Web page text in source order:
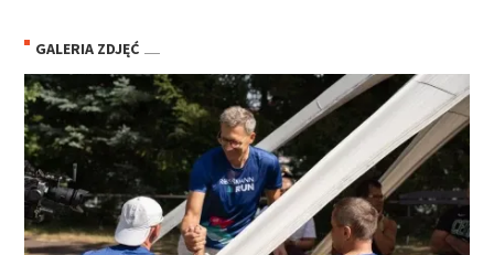
GALERIA ZDJĘĆ